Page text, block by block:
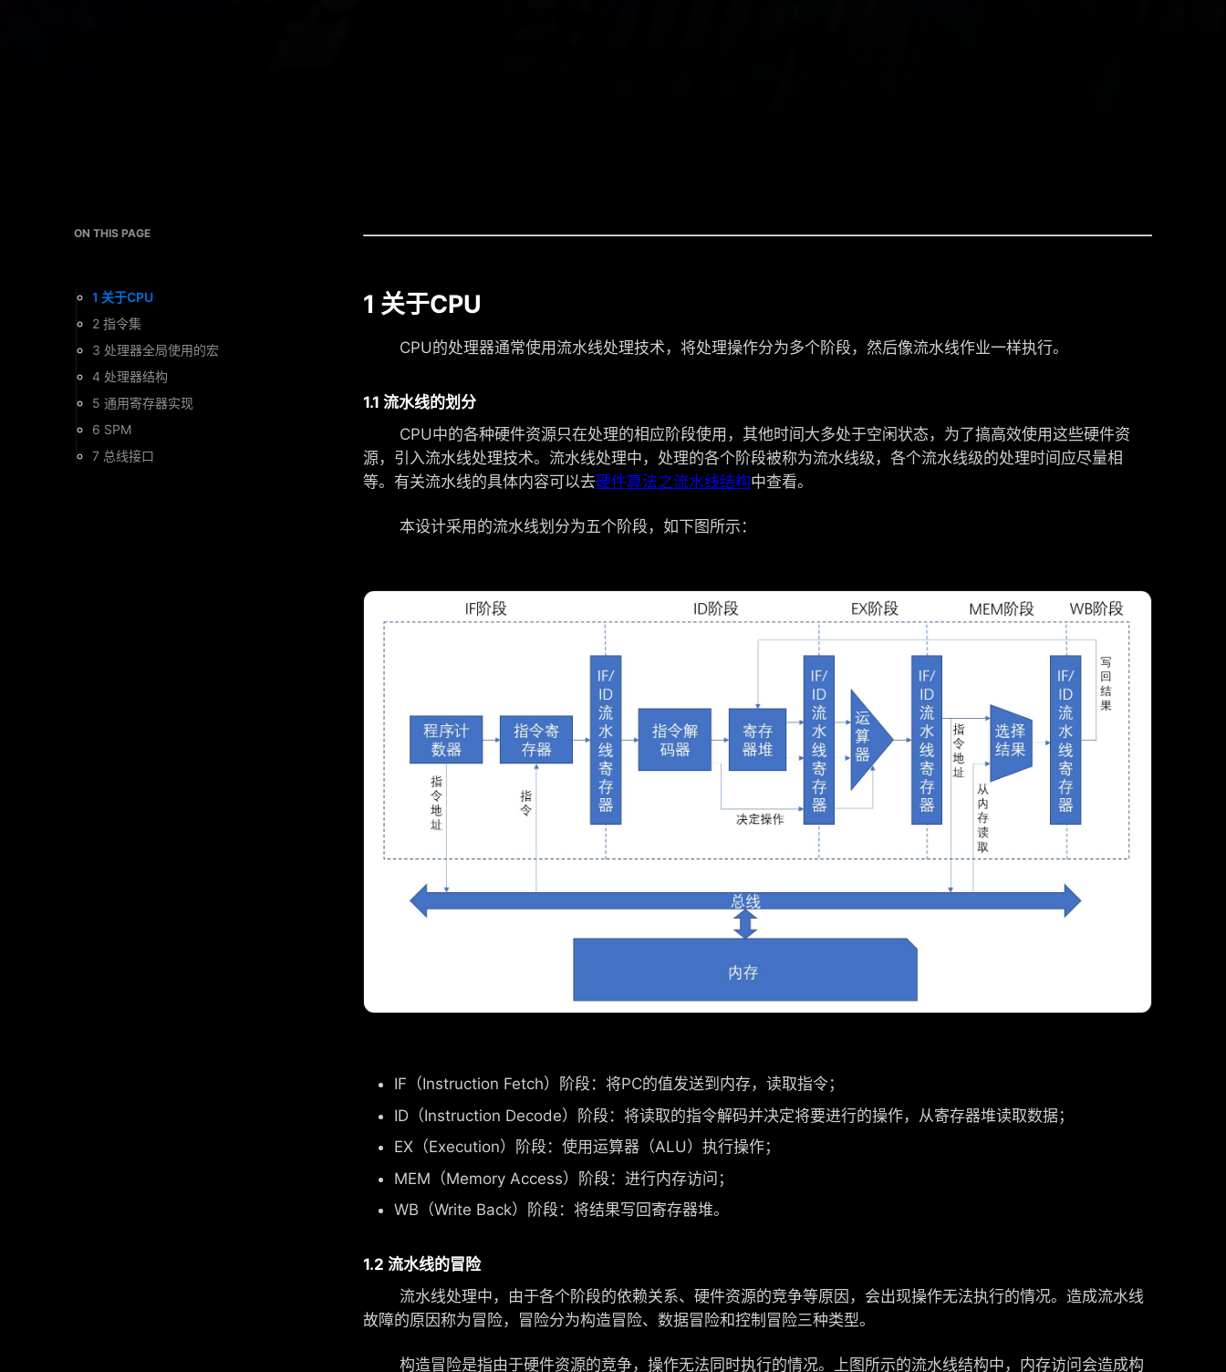
1 关于CPU
CPU的处理器通常使用流水线处理技术，将处理操作分为多个阶段，然后像流水线作业一样执行。
1.1 流水线的划分
CPU中的各种硬件资源只在处理的相应阶段使用，其他时间大多处于空闲状态，为了搞高效使用这些硬件资
源，引入流水线处理技术。流水线处理中，处理的各个阶段被称为流水线级，各个流水线级的处理时间应尽量相
等。有关流水线的具体内容可以去硬件算法之流水线结构中查看。
本设计采用的流水线划分为五个阶段，如下图所示：
IF（Instruction Fetch）阶段：将PC的值发送到内存，读取指令；
ID（Instruction Decode）阶段：将读取的指令解码并决定将要进行的操作，从寄存器堆读取数据；
EX（Execution）阶段：使用运算器（ALU）执行操作；
MEM（Memory Access）阶段：进行内存访问；
WB（Write Back）阶段：将结果写回寄存器堆。
1.2 流水线的冒险
流水线处理中，由于各个阶段的依赖关系、硬件资源的竞争等原因，会出现操作无法执行的情况。造成流水线
故障的原因称为冒险，冒险分为构造冒险、数据冒险和控制冒险三种类型。
构造冒险是指由于硬件资源的竞争，操作无法同时执行的情况。上图所示的流水线结构中，内存访问会造成构
ON THIS PAGE
1 关于CPU
2 指令集
3 处理器全局使用的宏
4 处理器结构
5 通用寄存器实现
6 SPM
7 总线接口